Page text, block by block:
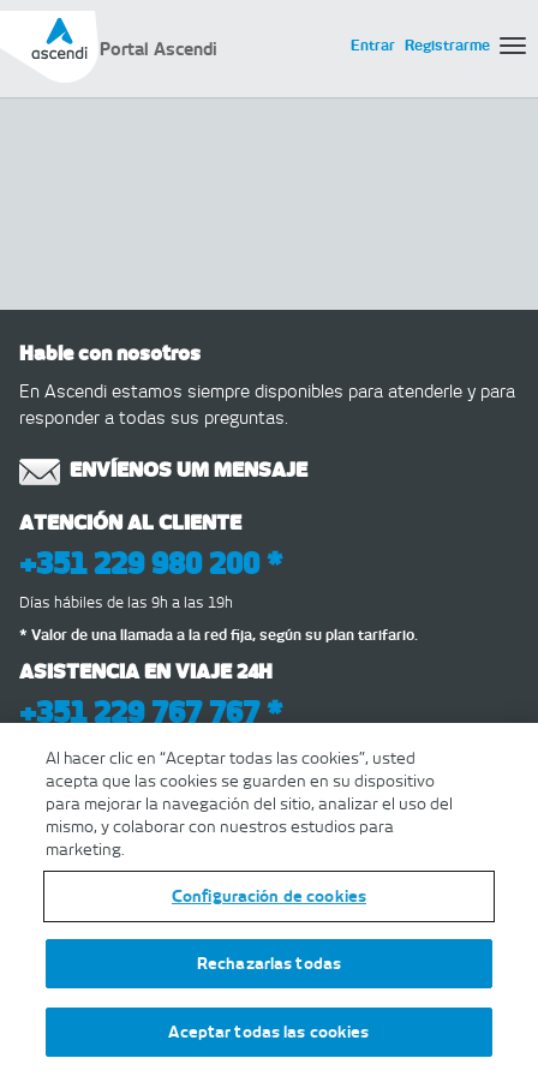
Portal Ascendi Entrar Registrarme
Hable con nosotros
En Ascendi estamos siempre disponibles para atenderle y para
responder a todas sus preguntas.
ENVÍENOS UM MENSAJE
ATENCIÓN AL CLIENTE
+351 229 980 200 *
Días hábiles de las 9h a las 19h
* Valor de una llamada a la red fija, según su plan tarifario.
ASISTENCIA EN VIAJE 24H
+351 229 767 767 *
LIBRO DE RECLAMACIONES ELECTRÓNICO
www.ascendi.pt
COPYRIGHT 2018 | ASCENDI POLÍTICA DE PRIVACIDAD
Al hacer clic en “Aceptar todas las cookies”, usted
acepta que las cookies se guarden en su dispositivo
para mejorar la navegación del sitio, analizar el uso del
mismo, y colaborar con nuestros estudios para
marketing.
Configuración de cookies
Rechazarlas todas
Aceptar todas las cookies